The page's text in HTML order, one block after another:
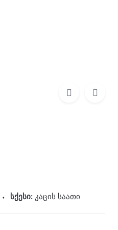
სქესი: კაცის საათი